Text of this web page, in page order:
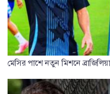
মেসির পাশে নতুন মিশনে